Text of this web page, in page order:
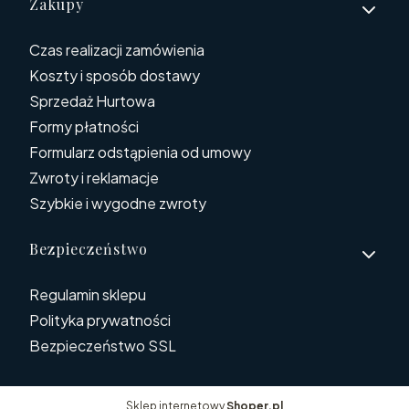
Zakupy
Czas realizacji zamówienia
Koszty i sposób dostawy
Sprzedaż Hurtowa
Formy płatności
Formularz odstąpienia od umowy
Zwroty i reklamacje
Szybkie i wygodne zwroty
Bezpieczeństwo
Regulamin sklepu
Polityka prywatności
Bezpieczeństwo SSL
Sklep internetowyShoper.pl